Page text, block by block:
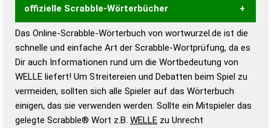
offizielle Scrabble-Wörterbücher
Wortwurzel liefert mit Hilfe eines semantischen
Wortanalyse-Algorithmus gute Anhaltspunkte zu
Wortbedeutung, Worttrennung und Wortform, um die
Gültigkeit eines Wortes für das Scrabble-Spiel zu
bestimmen!
zugelassene Turnier Scrabble-
Wörterbücher sind:
Das Online-Scrabble-Wörterbuch von wortwurzel.de ist die
schnelle und einfache Art der Scrabble-Wortprüfung, da es
Dir auch Informationen rund um die Wortbedeutung von
WELLE liefert! Um Streitereien und Debatten beim Spiel zu
vermeiden, sollten sich alle Spieler auf das Wörterbuch
einigen, das sie verwenden werden. Sollte ein Mitspieler das
gelegte Scrabble® Wort z.B. WELLE zu Unrecht